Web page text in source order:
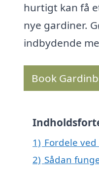
hurtigt kan få
nye gardiner.
indbydende
Book
1) Fordele
2) Sådan